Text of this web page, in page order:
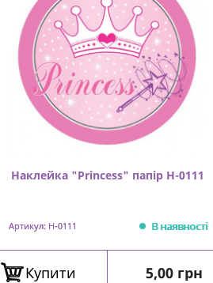
Наклейка "Princess" папір Н-0111
Артикул: Н-0111 В наявності
Купити Ціна
5,00 грн